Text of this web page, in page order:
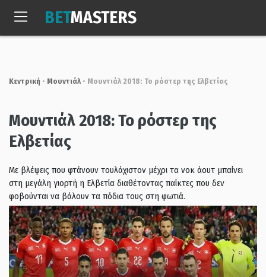
Σαβ, 8 Αυγ. 2026
BETMASTERS
Κεντρική • Μουντιάλ• Μουντιάλ 2018: Το ρόστερ της Ελβετίας
Μουντιάλ 2018: Το ρόστερ της
Ελβετίας
Με βλέψεις που φτάνουν τουλάχιστον μέχρι τα νοκ άουτ μπαίνει
στη μεγάλη γιορτή η Ελβετία διαθέτοντας παίκτες που δεν
φοβούνται να βάλουν τα πόδια τους στη φωτιά.